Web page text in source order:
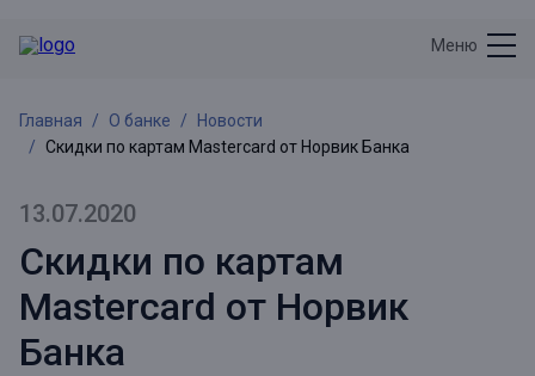
Меню
Главная О банке
Новости
Скидки по картам Mastercard от Норвик Банка
13.07.2020
Скидки по картам
Mastercard от Норвик
Банка